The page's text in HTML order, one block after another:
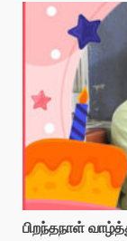
பிறந்தநாள்